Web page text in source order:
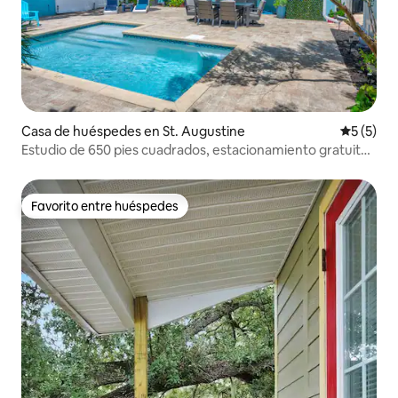
Casa de huéspedes en St. Augustine
5 (5)
Estudio de 650 pies cuadrados, estacionamiento gratuito,
Favorito entre huéspedes
Favorito entre huéspedes